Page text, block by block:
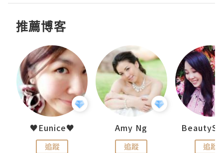
推薦博客
♥Eunice♥
追蹤
Amy Ng
追蹤 追蹤